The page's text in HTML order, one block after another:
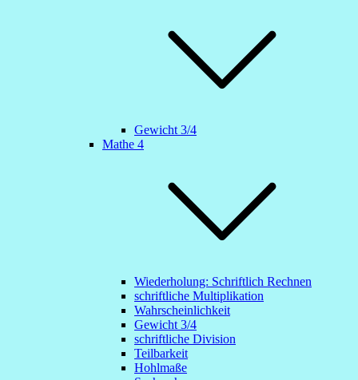
Gewicht 3/4
Mathe 4
Wiederholung: Schriftlich Rechnen
schriftliche Multiplikation
Wahrscheinlichkeit
Gewicht 3/4
schriftliche Division
Teilbarkeit
Hohlmaße